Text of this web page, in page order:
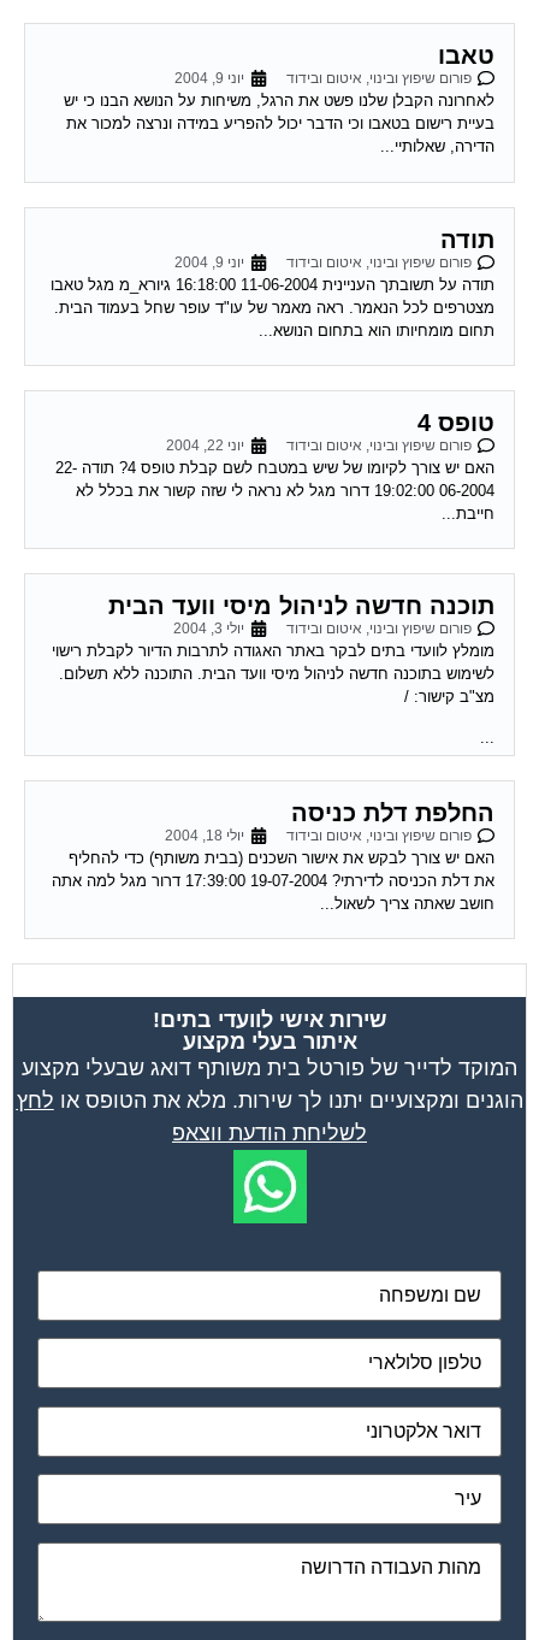
טאבו
פורום שיפוץ ובינוי, איטום ובידוד יוני 9, 2004
לאחרונה הקבלן שלנו פשט את הרגל, משיחות על הנושא הבנו כי יש
בעיית רישום בטאבו וכי הדבר יכול להפריע במידה ונרצה למכור את
הדירה, שאלותיי...
תודה
פורום שיפוץ ובינוי, איטום ובידוד יוני 9, 2004
תודה על תשובתך העניינית 11-06-2004 16:18:00 גיורא_מ מגל טאבו
מצטרפים לכל הנאמר. ראה מאמר של עו"ד עופר שחל בעמוד הבית.
תחום מומחיותו הוא בתחום הנושא...
טופס 4
פורום שיפוץ ובינוי, איטום ובידוד יוני 22, 2004
האם יש צורך לקיומו של שיש במטבח לשם קבלת טופס 4? תודה 22-
06-2004 19:02:00 דרור מגל לא נראה לי שזה קשור את בכלל לא
חייבת...
תוכנה חדשה לניהול מיסי וועד הבית
פורום שיפוץ ובינוי, איטום ובידוד יולי 3, 2004
מומלץ לוועדי בתים לבקר באתר האגודה לתרבות הדיור לקבלת רישוי
לשימוש בתוכנה חדשה לניהול מיסי וועד הבית. התוכנה ללא תשלום.
מצ"ב קישור: /
החלפת דלת כניסה
פורום שיפוץ ובינוי, איטום ובידוד יולי 18, 2004
האם יש צורך לבקש את אישור השכנים (בבית משותף) כדי להחליף
את דלת הכניסה לדירתי? 19-07-2004 17:39:00 דרור מגל למה אתה
חושב שאתה צריך לשאול...
שירות אישי לוועדי בתים!
איתור בעלי מקצוע
המוקד לדייר של פורטל בית משותף דואג שבעלי מקצוע
הוגנים ומקצועיים יתנו לך שירות. מלא את הטופס או לחץ
לשליחת הודעת ווצאפ